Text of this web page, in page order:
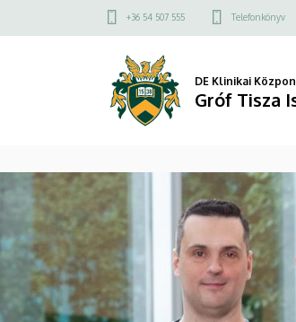
Felső
menü
+36 54 507 555 Telefonkönyv
DE Klinikai
Gróf Tisza